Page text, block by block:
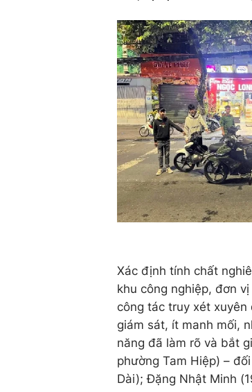
Xác định tính chất
khu công nghiệp, đơn
công tác truy xét xuyên
giám sát, ít manh mối,
năng đã làm rõ và bắt
phường Tam Hiệp) –
Dài); Đặng Nhật Minh